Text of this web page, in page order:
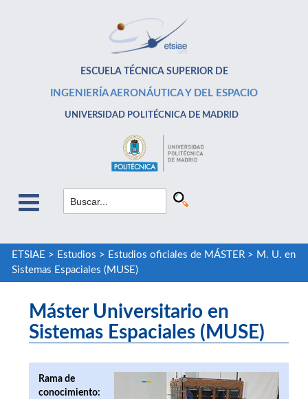
ESCUELA TÉCNICA SUPERIOR DE
INGENIERÍA AERONÁUTICA Y DEL ESPACIO
UNIVERSIDAD POLITÉCNICA DE MADRID
ETSIAE > Estudios > Estudios oficiales de MÁSTER> M. U. en
Sistemas Espaciales (MUSE)
Máster Universitario en
Sistemas Espaciales (MUSE)
Rama de
conocimiento: